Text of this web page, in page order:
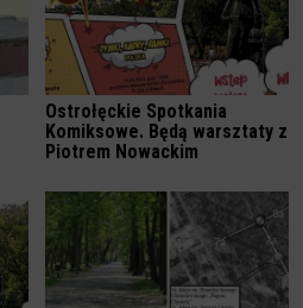
Ostrołęckie Spotkania
Komiksowe. Będą warsztaty z
Piotrem Nowackim